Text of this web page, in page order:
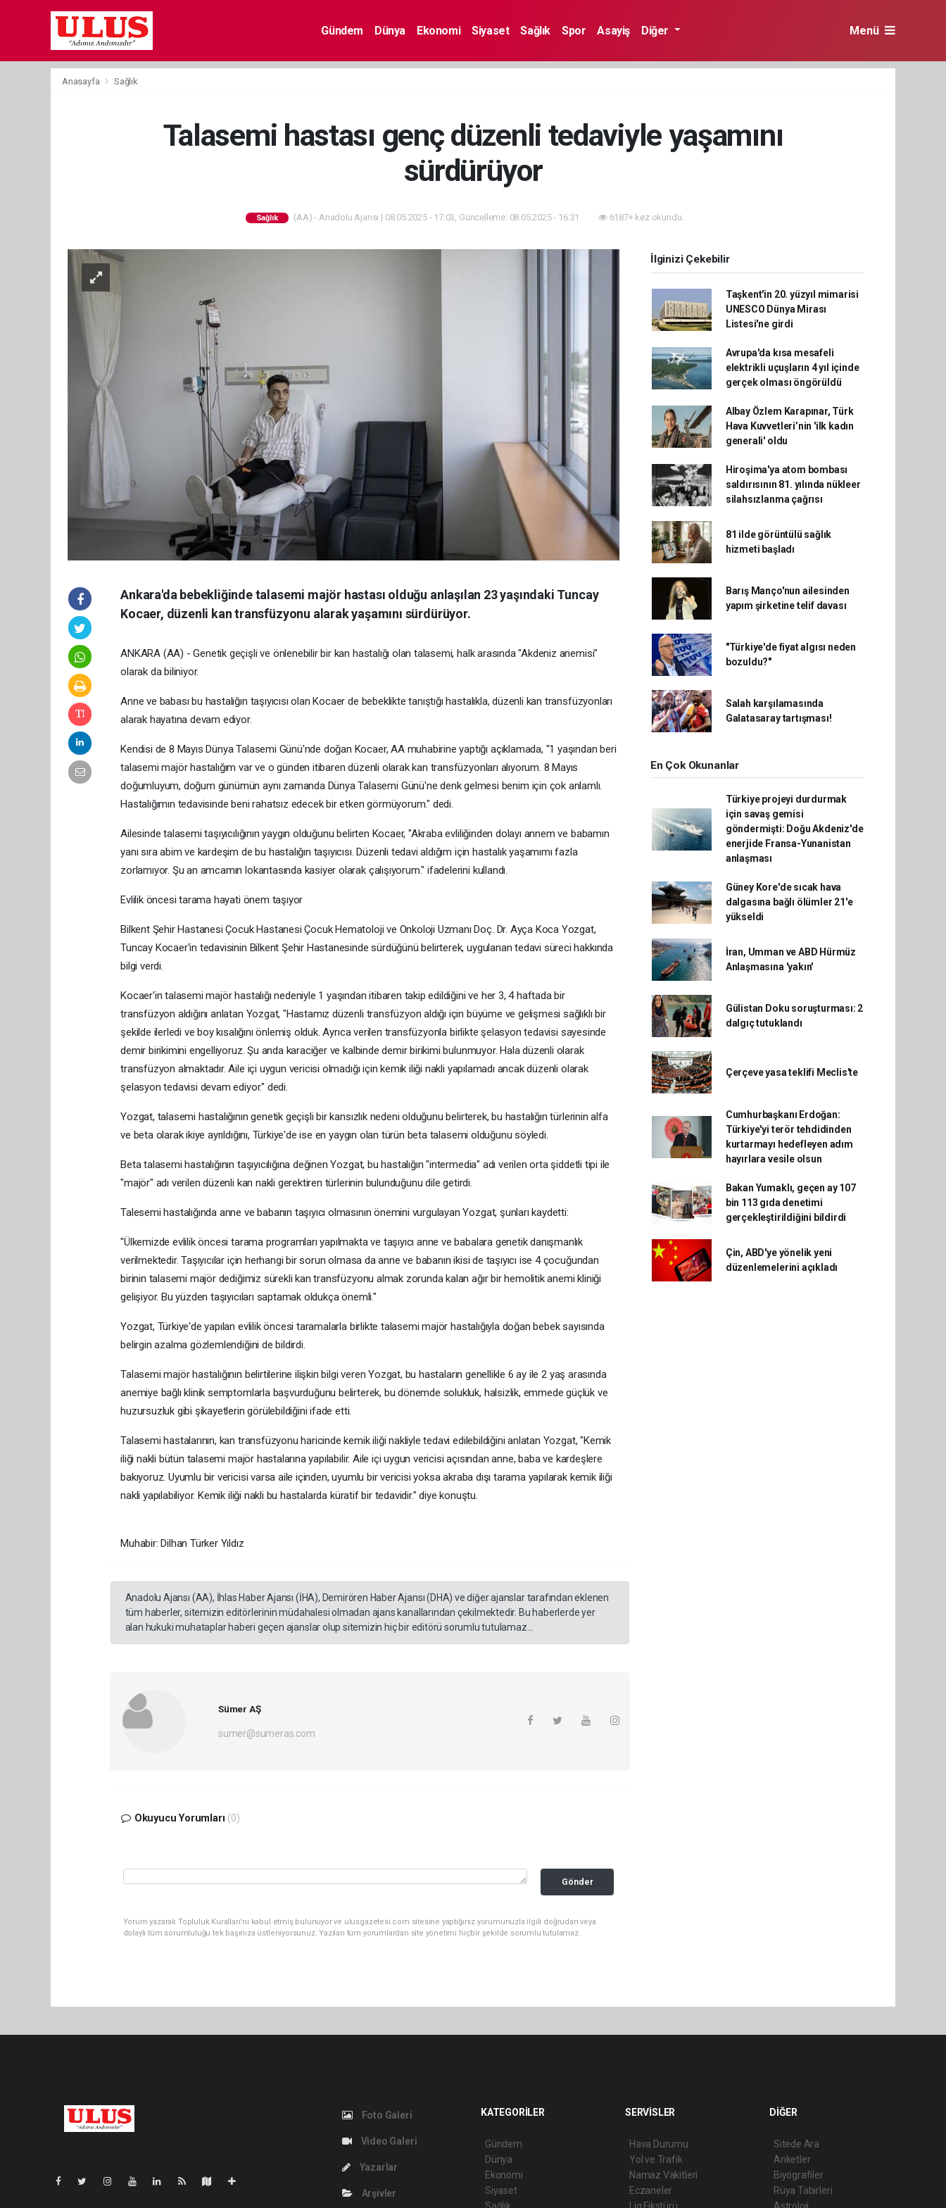
Gündem Dünya Ekonomi Siyaset Sağlık Spor Asayiş Diğer Menü
Anasayfa Sağlık
Talasemi hastası genç düzenli tedaviyle yaşamını
sürdürüyor
Sağlık (AA) - Anadolu Ajansı | 08.05.2025 - 17:03, Güncelleme: 08.05.2025 - 16:31 6187+ kez okundu.
Ankara'da bebekliğinde talasemi majör hastası olduğu anlaşılan 23 yaşındaki Tuncay
Kocaer, düzenli kan transfüzyonu alarak yaşamını sürdürüyor.
ANKARA (AA) - Genetik geçişli ve önlenebilir bir kan hastalığı olan talasemi, halk arasında "Akdeniz anemisi"
olarak da biliniyor.
Anne ve babası bu hastalığın taşıyıcısı olan Kocaer de bebeklikte tanıştığı hastalıkla, düzenli kan transfüzyonları
alarak hayatına devam ediyor.
Kendisi de 8 Mayıs Dünya Talasemi Günü'nde doğan Kocaer, AA muhabirine yaptığı açıklamada, "1 yaşından beri
talasemi majör hastalığım var ve o günden itibaren düzenli olarak kan transfüzyonları alıyorum. 8 Mayıs
doğumluyum, doğum günümün aynı zamanda Dünya Talasemi Günü'ne denk gelmesi benim için çok anlamlı.
Hastalığımın tedavisinde beni rahatsız edecek bir etken görmüyorum." dedi.
Ailesinde talasemi taşıyıcılığının yaygın olduğunu belirten Kocaer, "Akraba evliliğinden dolayı annem ve babamın
yanı sıra abim ve kardeşim de bu hastalığın taşıyıcısı. Düzenli tedavi aldığım için hastalık yaşamımı fazla
zorlamıyor. Şu an amcamın lokantasında kasiyer olarak çalışıyorum." ifadelerini kullandı.
Evlilik öncesi tarama hayati önem taşıyor
Bilkent Şehir Hastanesi Çocuk Hastanesi Çocuk Hematoloji ve Onkoloji Uzmanı Doç. Dr. Ayça Koca Yozgat,
Tuncay Kocaer'in tedavisinin Bilkent Şehir Hastanesinde sürdüğünü belirterek, uygulanan tedavi süreci hakkında
bilgi verdi.
Kocaer'in talasemi majör hastalığı nedeniyle 1 yaşından itibaren takip edildiğini ve her 3, 4 haftada bir
transfüzyon aldığını anlatan Yozgat, "Hastamız düzenli transfüzyon aldığı için büyüme ve gelişmesi sağlıklı bir
şekilde ilerledi ve boy kısalığını önlemiş olduk. Ayrıca verilen transfüzyonla birlikte şelasyon tedavisi sayesinde
demir birikimini engelliyoruz. Şu anda karaciğer ve kalbinde demir birikimi bulunmuyor. Hala düzenli olarak
transfüzyon almaktadır. Aile içi uygun vericisi olmadığı için kemik iliği nakli yapılamadı ancak düzenli olarak
şelasyon tedavisi devam ediyor." dedi.
Yozgat, talasemi hastalığının genetik geçişli bir kansızlık nedeni olduğunu belirterek, bu hastalığın türlerinin alfa
ve beta olarak ikiye ayrıldığını, Türkiye'de ise en yaygın olan türün beta talasemi olduğunu söyledi.
Beta talasemi hastalığının taşıyıcılığına değinen Yozgat, bu hastalığın "intermedia" adı verilen orta şiddetli tipi ile
"majör" adı verilen düzenli kan nakli gerektiren türlerinin bulunduğunu dile getirdi.
Talesemi hastalığında anne ve babanın taşıyıcı olmasının önemini vurgulayan Yozgat, şunları kaydetti:
"Ülkemizde evlilik öncesi tarama programları yapılmakta ve taşıyıcı anne ve babalara genetik danışmanlık
verilmektedir. Taşıyıcılar için herhangi bir sorun olmasa da anne ve babanın ikisi de taşıyıcı ise 4 çocuğundan
birinin talasemi majör dediğimiz sürekli kan transfüzyonu almak zorunda kalan ağır bir hemolitik anemi kliniği
gelişiyor. Bu yüzden taşıyıcıları saptamak oldukça önemli."
Yozgat, Türkiye'de yapılan evlilik öncesi taramalarla birlikte talasemi majör hastalığıyla doğan bebek sayısında
belirgin azalma gözlemlendiğini de bildirdi.
Talasemi majör hastalığının belirtilerine ilişkin bilgi veren Yozgat, bu hastaların genellikle 6 ay ile 2 yaş arasında
anemiye bağlı klinik semptomlarla başvurduğunu belirterek, bu dönemde solukluk, halsizlik, emmede güçlük ve
huzursuzluk gibi şikayetlerin görülebildiğini ifade etti.
Talasemi hastalarının, kan transfüzyonu haricinde kemik iliği nakliyle tedavi edilebildiğini anlatan Yozgat, "Kemik
iliği nakli bütün talasemi majör hastalarına yapılabilir. Aile içi uygun vericisi açısından anne, baba ve kardeşlere
bakıyoruz. Uyumlu bir vericisi varsa aile içinden, uyumlu bir vericisi yoksa akraba dışı tarama yapılarak kemik iliği
nakli yapılabiliyor. Kemik iliği nakli bu hastalarda küratif bir tedavidir." diye konuştu.
Muhabir: Dilhan Türker Yıldız
Anadolu Ajansı (AA), İhlas Haber Ajansı (İHA), Demirören Haber Ajansı (DHA) ve diğer ajanslar tarafından eklenen
tüm haberler, sitemizin editörlerinin müdahalesi olmadan ajans kanallarından çekilmektedir. Bu haberlerde yer
alan hukuki muhataplar haberi geçen ajanslar olup sitemizin hiç bir editörü sorumlu tutulamaz...
Sümer AŞ
sumer@sumeras.com
Okuyucu Yorumları (0)
Gönder
Yorum yazarak Topluluk Kuralları’nı kabul etmiş bulunuyor ve ulusgazetesi.com sitesine yaptığınız yorumunuzla ilgili doğrudan veya
dolaylı tüm sorumluluğu tek başınıza üstleniyorsunuz. Yazılan tüm yorumlardan site yönetimi hiçbir şekilde sorumlu tutulamaz.
İlginizi Çekebilir
Taşkent'in 20. yüzyıl mimarisi
UNESCO Dünya Mirası
Listesi'ne girdi
Avrupa'da kısa mesafeli
elektrikli uçuşların 4 yıl içinde
gerçek olması öngörüldü
Albay Özlem Karapınar, Türk
Hava Kuvvetleri’nin 'ilk kadın
generali' oldu
Hiroşima'ya atom bombası
saldırısının 81. yılında nükleer
silahsızlanma çağrısı
81 ilde görüntülü sağlık
hizmeti başladı
Barış Manço'nun ailesinden
yapım şirketine telif davası
"Türkiye'de fiyat algısı neden
bozuldu?"
Salah karşılamasında
Galatasaray tartışması!
En Çok Okunanlar
Türkiye projeyi durdurmak
için savaş gemisi
göndermişti: Doğu Akdeniz'de
enerjide Fransa-Yunanistan
anlaşması
Güney Kore'de sıcak hava
dalgasına bağlı ölümler 21'e
yükseldi
İran, Umman ve ABD Hürmüz
Anlaşmasına 'yakın'
Gülistan Doku soruşturması: 2
dalgıç tutuklandı
Çerçeve yasa teklifi Meclis'te
Cumhurbaşkanı Erdoğan:
Türkiye'yi terör tehdidinden
kurtarmayı hedefleyen adım
hayırlara vesile olsun
Bakan Yumaklı, geçen ay 107
bin 113 gıda denetimi
gerçekleştirildiğini bildirdi
Çin, ABD'ye yönelik yeni
düzenlemelerini açıkladı
Foto Galeri
Video Galeri
Yazarlar
Arşivler
KATEGORİLER
Gündem
Dünya
Ekonomi
Siyaset
Sağlık
SERVİSLER
Hava Durumu
Yol ve Trafik
Namaz Vakitleri
Eczaneler
Lig Fikstürü
DİĞER
Sitede Ara
Anketler
Biyografiler
Rüya Tabirleri
Astroloji